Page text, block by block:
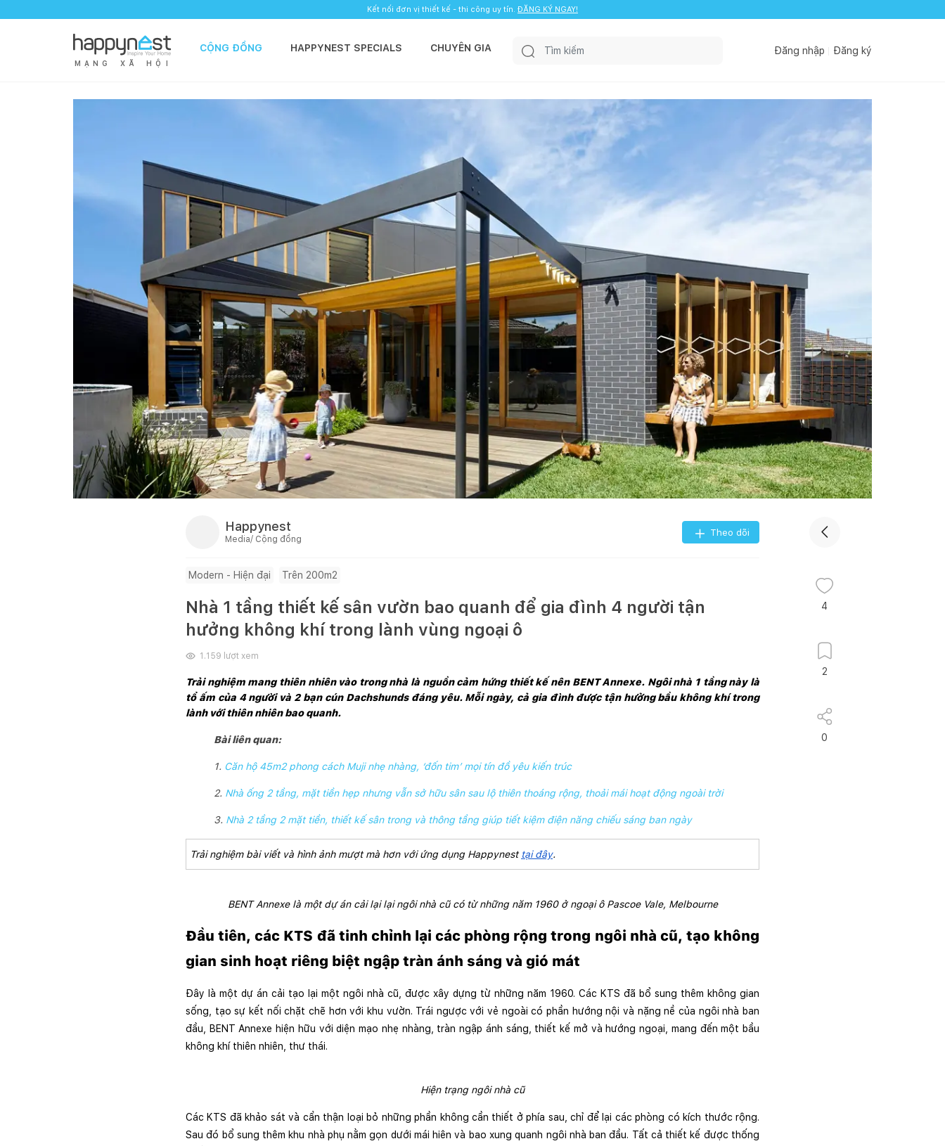
Kết nối đơn vị thiết kế - thi công uy tín. ĐĂNG KÝ NGAY!
M Ạ N G X Ã H Ộ I
CỘNG ĐỒNG HAPPYNEST SPECIALS CHUYÊN GIA Đăng nhập Đăng ký
Happynest
Media/ Cộng đồng
Theo dõi
Modern - Hiện đại Trên 200m2
Nhà 1 tầng thiết kế sân vườn bao quanh để gia đình 4 người tận
hưởng không khí trong lành vùng ngoại ô
1.159 lượt xem
Trải nghiệm mang thiên nhiên vào trong nhà là nguồn cảm hứng thiết kế nên BENT Annexe. Ngôi nhà 1 tầng này là
tổ ấm của 4 người và 2 bạn cún Dachshunds đáng yêu. Mỗi ngày, cả gia đình được tận hưởng bầu không khí trong
lành với thiên nhiên bao quanh.
Bài liên quan:
1. Căn hộ 45m2 phong cách Muji nhẹ nhàng, ‘đốn tim’ mọi tín đồ yêu kiến trúc
2. Nhà ống 2 tầng, mặt tiền hẹp nhưng vẫn sở hữu sân sau lộ thiên thoáng rộng, thoải mái hoạt động ngoài trời
3. Nhà 2 tầng 2 mặt tiền, thiết kế sân trong và thông tầng giúp tiết kiệm điện năng chiếu sáng ban ngày
Trải nghiệm bài viết và hình ảnh mượt mà hơn với ứng dụng Happynest tại đây.
BENT Annexe là một dự án cải lại lại ngôi nhà cũ có từ những năm 1960 ở ngoại ô Pascoe Vale, Melbourne
Đầu tiên, các KTS đã tinh chỉnh lại các phòng rộng trong ngôi nhà cũ, tạo không
gian sinh hoạt riêng biệt ngập tràn ánh sáng và gió mát
Đây là một dự án cải tạo lại một ngôi nhà cũ, được xây dựng từ những năm 1960. Các KTS đã bổ sung thêm không gian
sống, tạo sự kết nối chặt chẽ hơn với khu vườn. Trái ngược với vẻ ngoài có phần hướng nội và nặng nề của ngôi nhà ban
đầu, BENT Annexe hiện hữu với diện mạo nhẹ nhàng, tràn ngập ánh sáng, thiết kế mở và hướng ngoại, mang đến một bầu
không khí thiên nhiên, thư thái.
Hiện trạng ngôi nhà cũ
Các KTS đã khảo sát và cẩn thận loại bỏ những phần không cần thiết ở phía sau, chỉ để lại các phòng có kích thước rộng.
Sau đó bổ sung thêm khu nhà phụ nằm gọn dưới mái hiên và bao xung quanh ngôi nhà ban đầu. Tất cả thiết kế được thống
4
2
0